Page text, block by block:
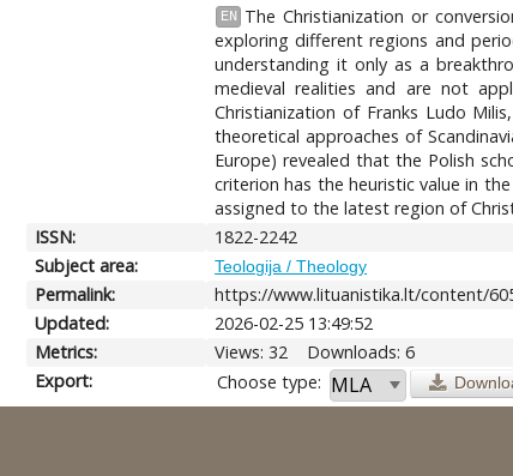
EN
The Christianization or
exploring different regions and
understanding it only as a
medieval realities and are not
Christianization of Franks Ludo
theoretical approaches of
Europe) revealed that the Polish
criterion has the heuristic value in
assigned to the latest region of
ISSN:
1822-2242
Subject area:
Teologija / Theology
Permalink:
https://www.lituanistika.lt/content/
Updated:
2026-02-25 13:49:52
Metrics:
Views: 32
Downloads: 6
Export:
Choose type: